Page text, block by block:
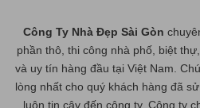
Công Ty Nhà Đẹp Sài Gòn
phần thô, thi công nhà phố, biệt
và uy tín hàng đầu tại Việt Nam.
lòng nhất cho quý khách hàng đã
luôn tin cậy đến công ty. Công ty